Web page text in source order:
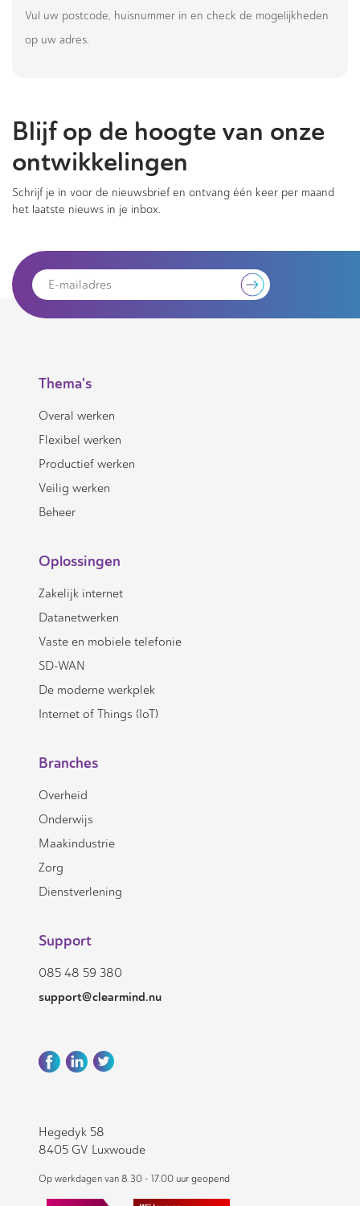
Vul uw postcode, huisnummer in en check de mogelijkheden
op uw adres.
Blijf op de hoogte van onze
ontwikkelingen
Schrijf je in voor de nieuwsbrief en ontvang één keer per maand
het laatste nieuws in je inbox.
Thema's
Overal werken
Flexibel werken
Productief werken
Veilig werken
Beheer
Oplossingen
Zakelijk internet
Datanetwerken
Vaste en mobiele telefonie
SD-WAN
De moderne werkplek
Internet of Things (IoT)
Branches
Overheid
Onderwijs
Maakindustrie
Zorg
Dienstverlening
Support
085 48 59 380
support@clearmind.nu
Hegedyk 58
8405 GV Luxwoude
Op werkdagen van 8.30 - 17.00 uur geopend